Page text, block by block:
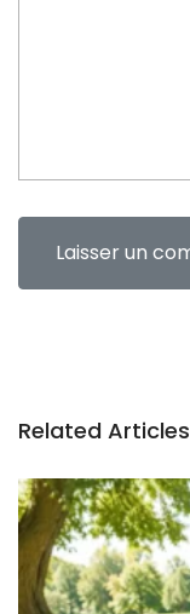
Related Articles